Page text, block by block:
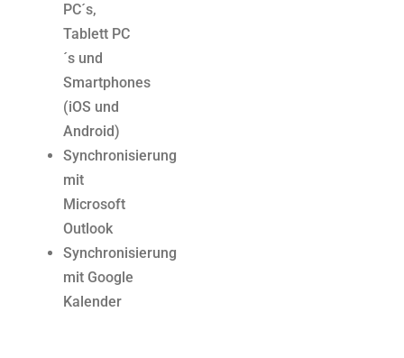
PC´s,
Tablett PC
´s und
Smartphones
(iOS und
Android)
Synchronisierung
mit
Microsoft
Outlook
Synchronisierung
mit Google
Kalender